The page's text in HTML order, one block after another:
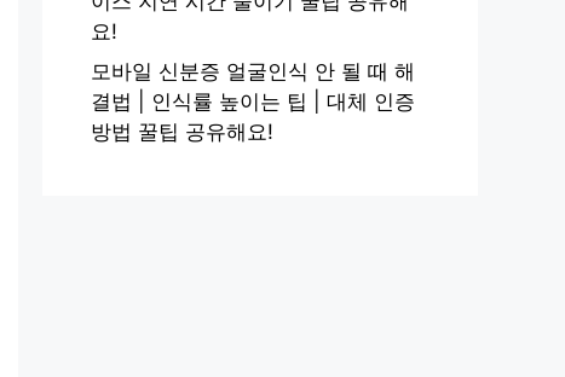
요!
모바일 신분증 얼굴인식 안 될 때 해
결법 | 인식률 높이는 팁 | 대체 인증
방법 꿀팁 공유해요!